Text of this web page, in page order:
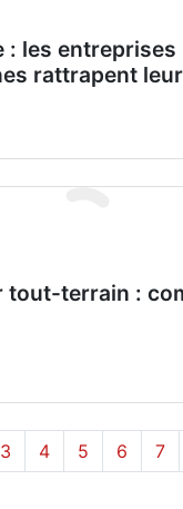
: les entreprises
rattrapent
tout-terrain :
3 4 5 6 7